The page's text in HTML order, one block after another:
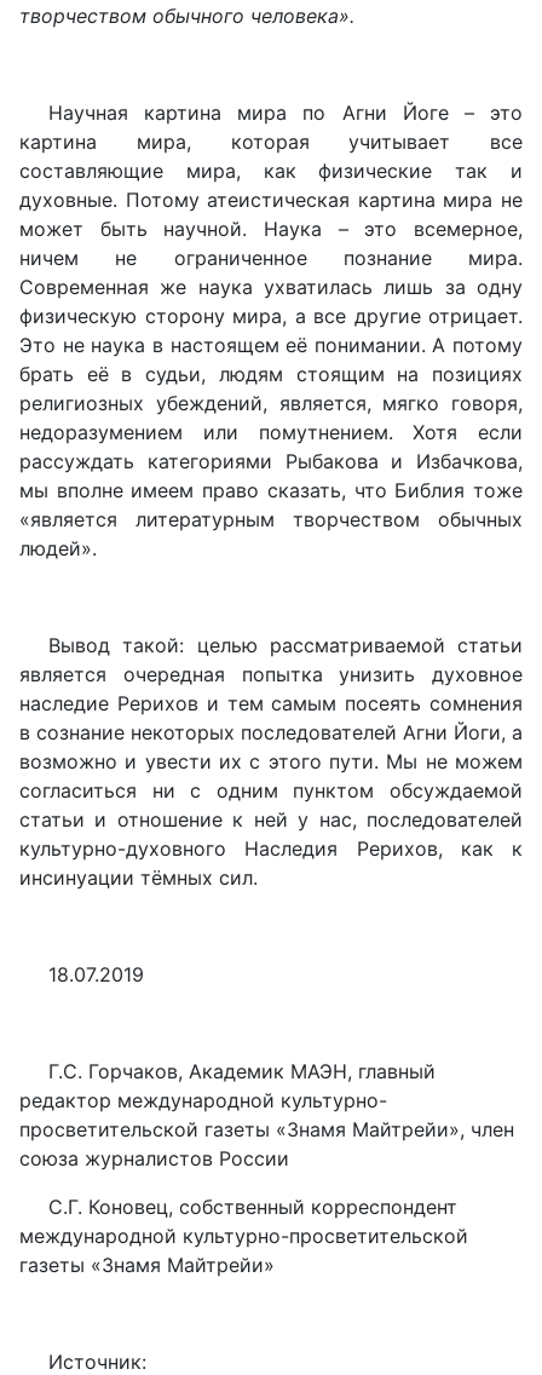
творчеством обычного человека».
Научная картина мира по Агни Йоге – это
картина мира, которая учитывает все
составляющие мира, как физические так и
духовные. Потому атеистическая картина мира не
может быть научной. Наука – это всемерное,
ничем не ограниченное познание мира.
Современная же наука ухватилась лишь за одну
физическую сторону мира, а все другие отрицает.
Это не наука в настоящем её понимании. А потому
брать её в судьи, людям стоящим на позициях
религиозных убеждений, является, мягко говоря,
недоразумением или помутнением. Хотя если
рассуждать категориями Рыбакова и Избачкова,
мы вполне имеем право сказать, что Библия тоже
«является литературным творчеством обычных
людей».
Вывод такой: целью рассматриваемой статьи
является очередная попытка унизить духовное
наследие Рерихов и тем самым посеять сомнения
в сознание некоторых последователей Агни Йоги, а
возможно и увести их с этого пути. Мы не можем
согласиться ни с одним пунктом обсуждаемой
статьи и отношение к ней у нас, последователей
культурно-духовного Наследия Рерихов, как к
инсинуации тёмных сил.
18.07.2019
Г.С. Горчаков, Академик МАЭН, главный
редактор международной культурно-
просветительской газеты «Знамя Майтрейи», член
союза журналистов России
С.Г. Коновец, собственный корреспондент
международной культурно-просветительской
газеты «Знамя Майтрейи»
Источник: